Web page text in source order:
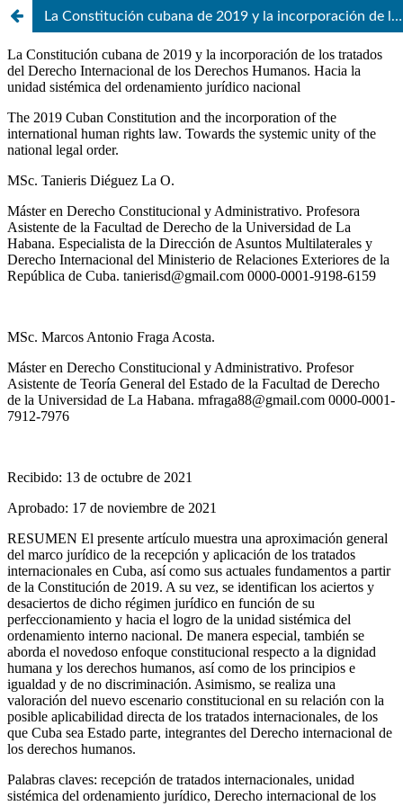
La Constitución cubana de 2019 y la incorporación de los tratados del Derecho Internacional de los Derechos Humanos. Hacia la unidad sistémica del ordenamiento jurídico nacional